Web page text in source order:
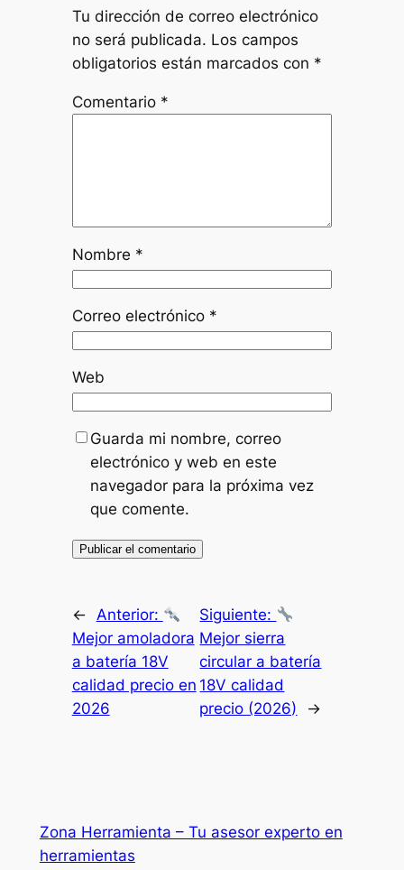
Tu dirección de correo electrónico
no será publicada. Los campos
obligatorios están marcados con *
Comentario *
Nombre *
Correo electrónico *
Web
Guarda mi nombre, correo
electrónico y web en este
navegador para la próxima vez
que comente.
←
Anterior:
Mejor amoladora
a batería 18V
calidad precio en
2026
Siguiente:
Mejor sierra
circular a batería
18V calidad
precio (2026)
→
Zona Herramienta – Tu asesor experto en
herramientas